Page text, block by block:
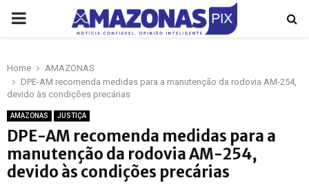
PRIMARY
Home
AMAZONAS
DPE-AM recomenda medidas para a manutenção da rodovia AM-254,
devido às condições precárias
AMAZONAS JUSTIÇA
DPE-AM recomenda medidas para a
manutenção da rodovia AM-254,
devido às condições precárias